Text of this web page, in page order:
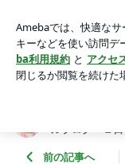
の整理収納 | 整理収
ブログ「１日１収納
アプリをダウンロー
ょう。
ルブログ「１日
前の記事へ